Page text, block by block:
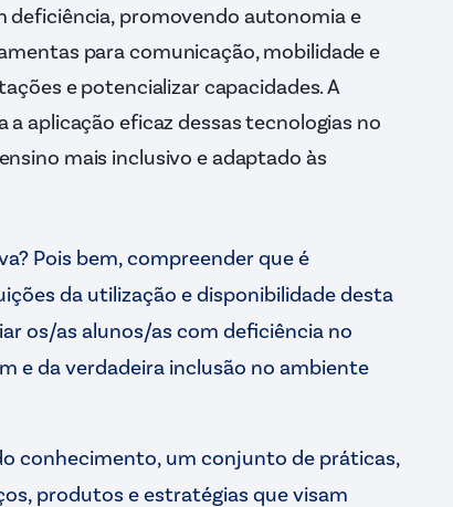
deficiência, promovendo autonomia e
para comunicação, mobilidade e
e potencializar capacidades. A
aplicação eficaz dessas tecnologias no
mais inclusivo e adaptado às
Pois bem, compreender que é
da utilização e disponibilidade desta
os/as alunos/as com deficiência no
e da verdadeira inclusão no ambiente
conhecimento, um conjunto de práticas,
produtos e estratégias que visam